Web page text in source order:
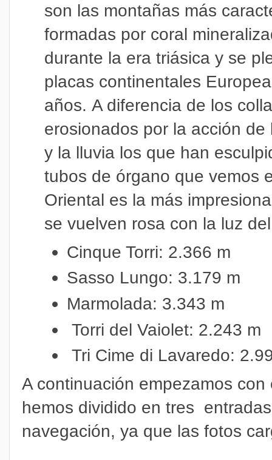
son las montañas más
formadas por coral
durante la era triásica y se
placas continentales
años.A diferencia de los
erosionados por la acción
y la lluvia los que han
tubos de órgano que vemos
Oriental es la más
se vuelven rosa con la luz
Cinque Torri: 2.366 m
Sasso Lungo: 3.179 m
Marmolada: 3.343 m
Torri del Vaiolet: 2.243 m
Tri Cime di Lavaredo:
A continuación empezamos
hemos dividido en tres
navegación, ya que las fotos